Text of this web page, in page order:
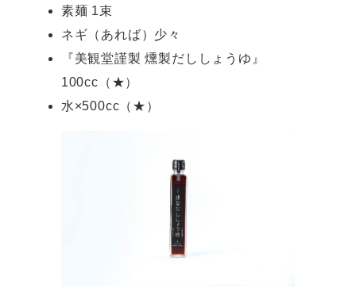
素麺 1束
ネギ（あれば）少々
『美観堂謹製 燻製だししょうゆ』
100cc（★）
水×500cc（★）